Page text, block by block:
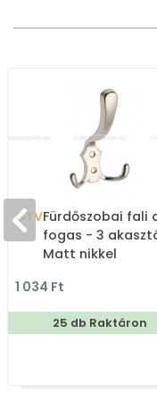
GTVFürdőszobai fali
fogas - 3
Matt nikkel
1 034 Ft
25 db Raktáron